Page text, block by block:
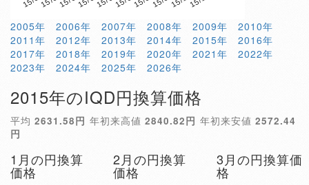
2005年 2006年 2007年 2008年 2009年
2010年
2011年
2012年 2013年 2014年 2015年
2016年
2017年
2018年 2019年 2020年 2021年
2022年
2023年
2024年 2025年 2026年
2015年のIQD円換算価格
平均 2631.58円 年初来高値 2840.82円 年初来安値 2572.44
円
1月の円換算
価格
2月の円換算
価格
3月の円換算価
格